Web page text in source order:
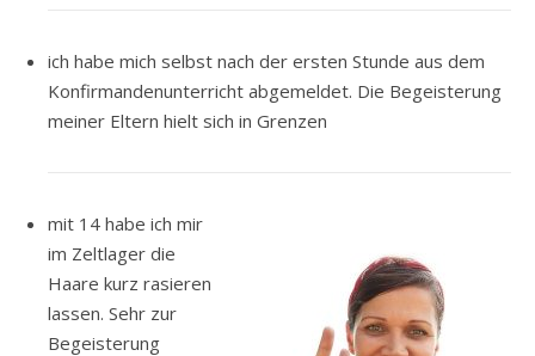
ich habe mich selbst nach der ersten Stunde aus dem
Konfirmandenunterricht abgemeldet. Die Begeisterung
meiner Eltern hielt sich in Grenzen
mit 14 habe ich mir
im Zeltlager die
Haare kurz rasieren
lassen. Sehr zur
Begeisterung